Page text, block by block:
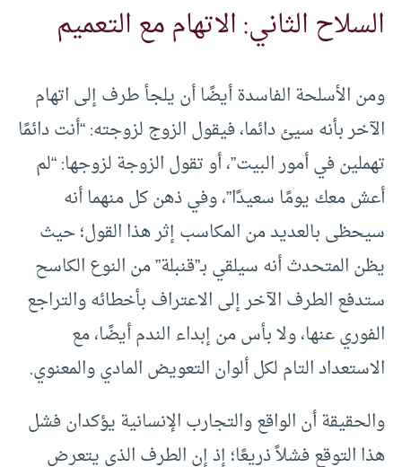
السلاح الثاني: الاتهام مع التعميم
ومن الأسلحة الفاسدة أيضًا أن يلجأ طرف إلى اتهام
الآخر بأنه سيئ دائما، فيقول الزوج لزوجته: “أنت دائمًا
تهملين في أمور البيت”، أو تقول الزوجة لزوجها: “لم
أعش معك يومًا سعيدًا”، وفي ذهن كل منهما أنه
سيحظى بالعديد من المكاسب إثر هذا القول؛ حيث
يظن المتحدث أنه سيلقي بـ”قنبلة” من النوع الكاسح
ستدفع الطرف الآخر إلى الاعتراف بأخطائه والتراجع
الفوري عنها، ولا بأس من إبداء الندم أيضًا، مع
الاستعداد التام لكل ألوان التعويض المادي والمعنوي.
والحقيقة أن الواقع والتجارب الإنسانية يؤكدان فشل
هذا التوقع فشلاً ذريعًا؛ إذ إن الطرف الذي يتعرض